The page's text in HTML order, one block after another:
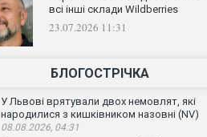
всі інші склади Wildberries
23.07.2026 11:31
БЛОГОСТРІЧКА
У Львові врятували двох немовлят, які
народилися з кишківником назовні (NV)
08.08.2026, 04:31